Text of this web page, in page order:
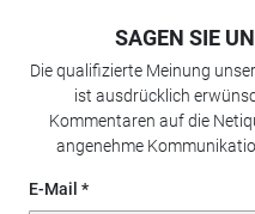
SAGEN SIE
Die qualifizierte Meinung
ist ausdrücklich
Kommentaren auf die
angenehme
E-Mail